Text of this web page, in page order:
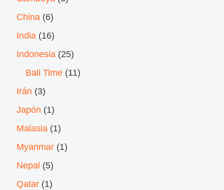
China (6)
India (16)
Indonesia (25)
Bali Time (11)
Irán (3)
Japón (1)
Malasia (1)
Myanmar (1)
Nepal (5)
Qatar (1)